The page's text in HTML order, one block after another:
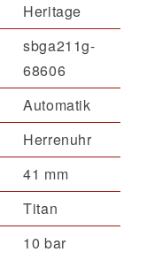
Heritage
sbga211g-
68606
Automatik
Herrenuhr
41 mm
Titan
10 bar